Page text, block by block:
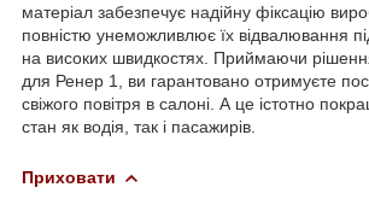
матеріал забезпечує надійну фіксацію
повністю унеможливлює їх відвалювання
на високих швидкостях. Приймаючи
для Ренер 1, ви гарантовано отримуєте
свіжого повітря в салоні. А це істотно
стан як водія, так і пасажирів.
Приховати